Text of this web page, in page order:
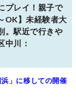
プレイ！親子で
OK】未経験者大
。駅近で行きや
中川：
」に移しての開催